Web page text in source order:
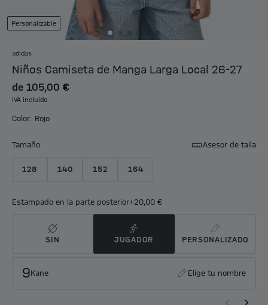
Personalizable
adidas
Niños Camiseta de Manga Larga Local 26-27
de 105,00 €
IVA incluido.
Color: Rojo
Tamaño Asesor de talla
128 140 152 164
Estampado en la parte posterior+20,00 €
SIN JUGADOR PERSONALIZADO
9 Kane Elige tu nombre